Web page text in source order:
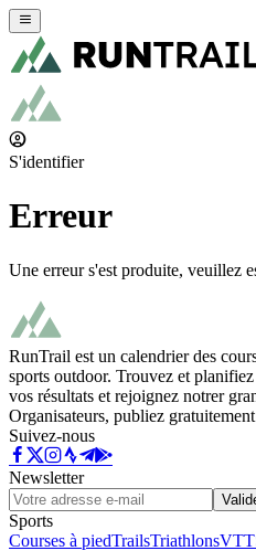
S'identifier
Erreur
Une erreur s'est produite, veuillez
RunTrail est un calendrier des
sports outdoor. Trouvez et
vos résultats et rejoignez notrer
Organisateurs, publiez
Suivez-nous
Newsletter
Sports
Courses à piedTrailsTriathlonsVTT